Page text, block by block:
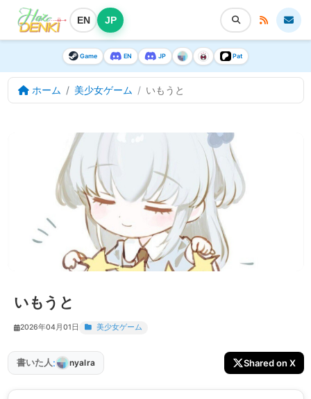
EN JP
Game EN JP Pat
ホーム 美少女ゲーム いもうと
いもうと
2026年04月01日 美少女ゲーム
書いた人 : nyalra Shared on X